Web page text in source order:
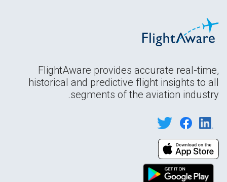
FlightAware provides accurate real-time,
historical and predictive flight insights to all
segments of the aviation industry.